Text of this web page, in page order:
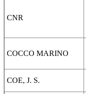
CNR
COCCO MARINO
COE, J. S.